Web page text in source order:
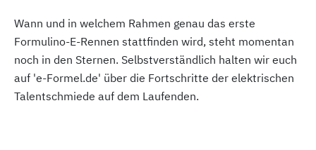
Wann und in welchem Rahmen genau das erste
Formulino-E-Rennen stattfinden wird, steht momentan
noch in den Sternen. Selbstverständlich halten wir euch
auf 'e-Formel.de' über die Fortschritte der elektrischen
Talentschmiede auf dem Laufenden.